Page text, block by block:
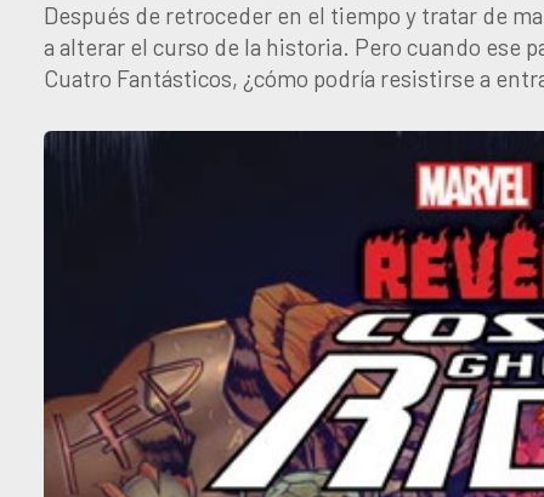
Después de retroceder en el tiempo y tratar de
a alterar el curso de la historia. Pero cuando ese
Cuatro Fantásticos, ¿cómo podría resistirse a